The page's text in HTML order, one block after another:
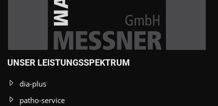
UNSER LEISTUNGSSPEKTRUM
dia-plus
patho-service